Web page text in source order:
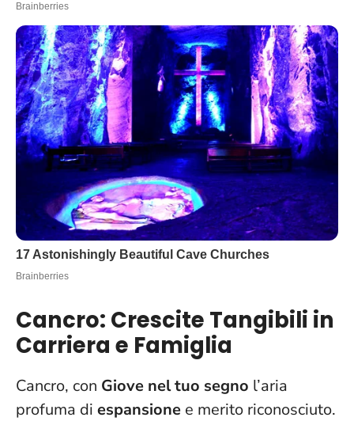
Cancro: Crescite Tangibili in
Carriera e Famiglia
Cancro, con Giove nel tuo segno l’aria
profuma di espansione e merito riconosciuto.